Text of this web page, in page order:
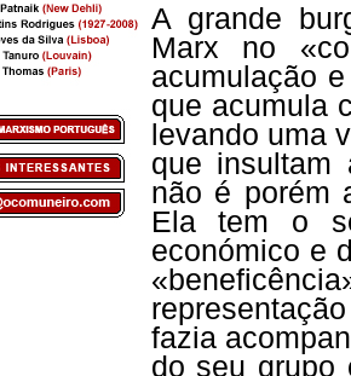
A grande
Marx no
acumulação
que acumula
levando uma
que insultam
não é porém
Ela tem o
económico e
fazia
do seu grupo